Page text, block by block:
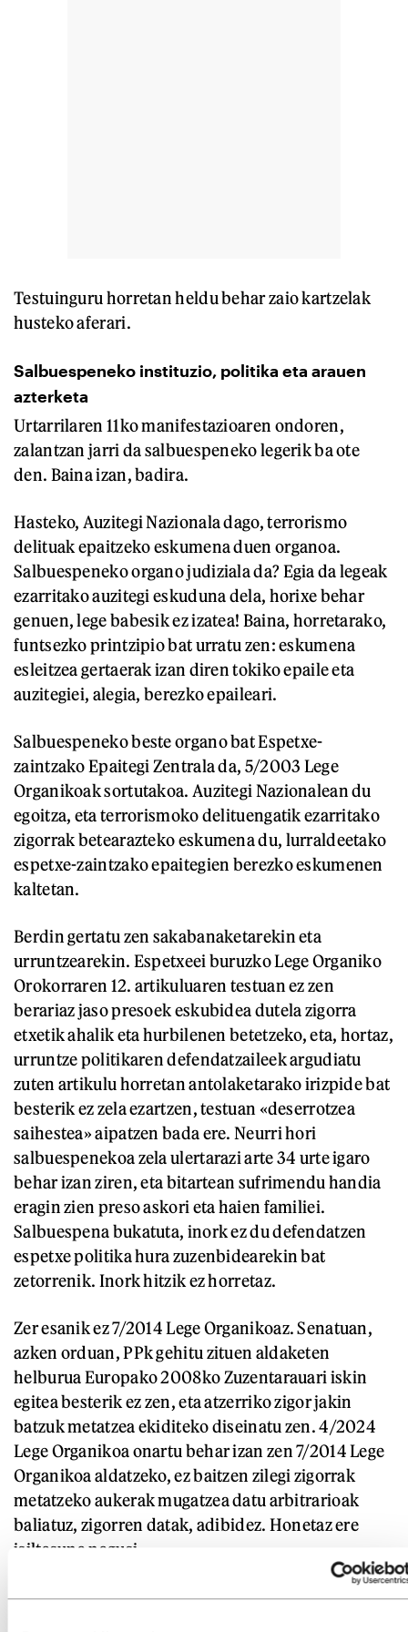
Testuinguru horretan heldu behar zaio kartzelak
husteko aferari.
Salbuespeneko instituzio, politika eta arauen
azterketa
Urtarrilaren 11ko manifestazioaren ondoren,
zalantzan jarri da salbuespeneko legerik ba ote
den. Baina izan, badira.
Hasteko, Auzitegi Nazionala dago, terrorismo
delituak epaitzeko eskumena duen organoa.
Salbuespeneko organo judiziala da? Egia da legeak
ezarritako auzitegi eskuduna dela, horixe behar
genuen, lege babesik ez izatea! Baina, horretarako,
funtsezko printzipio bat urratu zen: eskumena
esleitzea gertaerak izan diren tokiko epaile eta
auzitegiei, alegia, berezko epaileari.
Salbuespeneko beste organo bat Espetxe-
zaintzako Epaitegi Zentrala da, 5/2003 Lege
Organikoak sortutakoa. Auzitegi Nazionalean du
egoitza, eta terrorismoko delituengatik ezarritako
zigorrak betearazteko eskumena du, lurraldeetako
espetxe-zaintzako epaitegien berezko eskumenen
kaltetan.
Berdin gertatu zen sakabanaketarekin eta
urruntzearekin. Espetxeei buruzko Lege Organiko
Orokorraren 12. artikuluaren testuan ez zen
berariaz jaso presoek eskubidea dutela zigorra
etxetik ahalik eta hurbilenen betetzeko, eta, hortaz,
urruntze politikaren defendatzaileek argudiatu
zuten artikulu horretan antolaketarako irizpide bat
besterik ez zela ezartzen, testuan «deserrotzea
saihestea» aipatzen bada ere. Neurri hori
salbuespenekoa zela ulertarazi arte 34 urte igaro
behar izan ziren, eta bitartean sufrimendu handia
eragin zien preso askori eta haien familiei.
Salbuespena bukatuta, inork ez du defendatzen
espetxe politika hura zuzenbidearekin bat
zetorrenik. Inork hitzik ez horretaz.
Zer esanik ez 7/2014 Lege Organikoaz. Senatuan,
azken orduan, PPk gehitu zituen aldaketen
helburua Europako 2008ko Zuzentarauari iskin
egitea besterik ez zen, eta atzerriko zigor jakin
batzuk metatzea ekiditeko diseinatu zen. 4/2024
Lege Organikoa onartu behar izan zen 7/2014 Lege
Organikoa aldatzeko, ez baitzen zilegi zigorrak
metatzeko aukerak mugatzea datu arbitrarioak
baliatuz, zigorren datak, adibidez. Honetaz ere
isiltasuna nagusi.
7/2003 Lege Organikoak ere, «zigorrak osorik eta